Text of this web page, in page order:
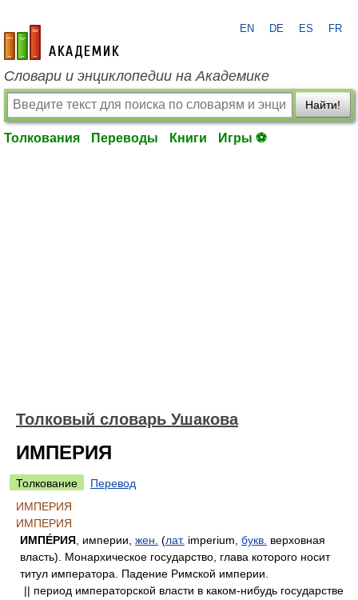
academic.ru
EN DE ES FR
Словари и энциклопедии на Академике
Найти!
Толкования Переводы Книги Игры ⚽
Толковый словарь Ушакова
ИМПЕРИЯ
Толкование
Перевод
ИМПЕРИЯ
ИМПЕРИЯ
ИМПЕ́РИЯ , империи, жен. (лат. imperium, букв. верховная
власть). Монархическое государство, глава которого носит
титул императора. Падение Римской империи.
|| период императорской власти в каком-нибудь государстве